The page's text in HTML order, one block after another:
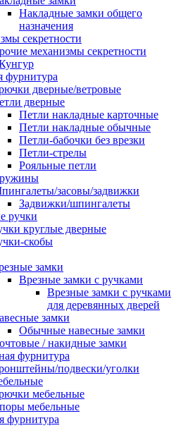
Накладные замки общего
назначения
секретности
механизмы секретности
фурнитура
дверные/ветровые
дверные
Петли накладные карточные
Петли накладные обычные
Петли-бабочки без врезки
Петли-стрелы
Рояльные петли
засовы/задвижки
Задвижки/шпингалеты
ручки
круглые дверные
скобы
замки
Врезные замки с ручками
Врезные замки с ручками
для деревянных дверей
замки
Обычные навесные замки
/ накидные замки
фурнитура
подвески/уголки
мебельные
мебельные
фурнитура